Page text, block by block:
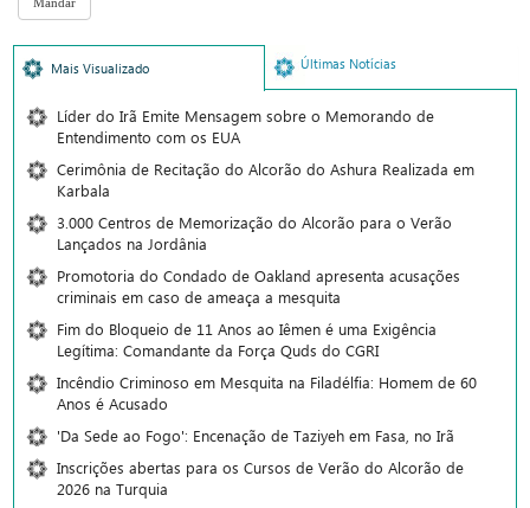
Mais Visualizado Últimas Notícias
Líder do Irã Emite Mensagem sobre o Memorando de
Entendimento com os EUA
Cerimônia de Recitação do Alcorão do Ashura Realizada em
Karbala
3.000 Centros de Memorização do Alcorão para o Verão
Lançados na Jordânia
Promotoria do Condado de Oakland apresenta acusações
criminais em caso de ameaça a mesquita
Fim do Bloqueio de 11 Anos ao Iêmen é uma Exigência
Legítima: Comandante da Força Quds do CGRI
Incêndio Criminoso em Mesquita na Filadélfia: Homem de 60
Anos é Acusado
'Da Sede ao Fogo': Encenação de Taziyeh em Fasa, no Irã
Inscrições abertas para os Cursos de Verão do Alcorão de
2026 na Turquia